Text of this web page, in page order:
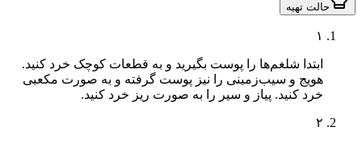
تهیه
ابتدا شلغم‌ها را پوست بگیرید و به قطعات کوچک خرد کنید.
هویج و سیب‌زمینی را نیز پوست گرفته و به صورت مکعبی
خرد کنید. پیاز و سیر را به صورت ریز خرد کنید.